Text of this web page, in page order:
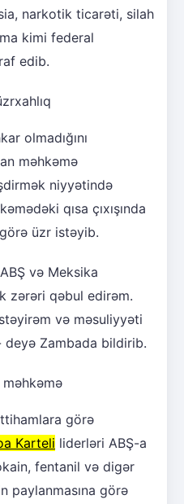
narkotik ticarəti, silah
kimi federal
edib.
olmadığını
məhkəmə
niyyətində
qısa çıxışında
üzr istəyib.
və Meksika
zərəri qəbul edirəm.
və məsuliyyəti
Zambada bildirib.
görə
Karteli liderləri ABŞ-a
fentanil və digər
paylanmasına görə